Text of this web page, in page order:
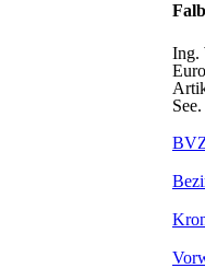
Ing.
See.